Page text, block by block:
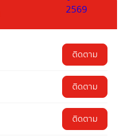
ติดตาม
ติดตาม
ติดตาม